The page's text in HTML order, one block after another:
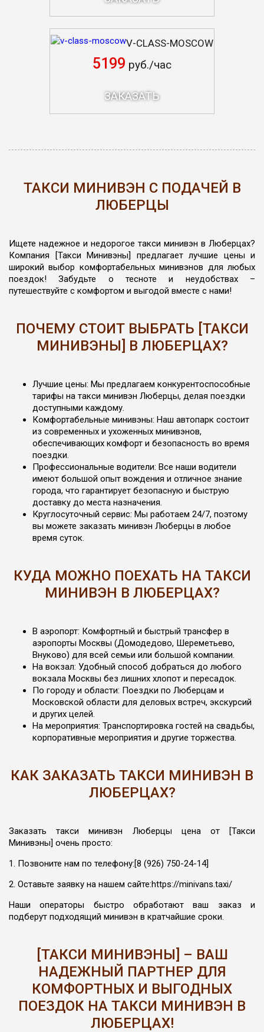
V-CLASS-MOSCOW
5199 руб./час
ЗАКАЗАТЬ
ТАКСИ МИНИВЭН С ПОДАЧЕЙ В
ЛЮБЕРЦЫ
Ищете надежное и недорогое такси минивэн в Люберцах?
Компания [Такси Минивэны] предлагает лучшие цены и
широкий выбор комфортабельных минивэнов для любых
поездок! Забудьте о тесноте и неудобствах –
путешествуйте с комфортом и выгодой вместе с нами!
ПОЧЕМУ СТОИТ ВЫБРАТЬ [ТАКСИ
МИНИВЭНЫ] В ЛЮБЕРЦАХ?
Лучшие цены: Мы предлагаем конкурентоспособные
тарифы на такси минивэн Люберцы, делая поездки
доступными каждому.
Комфортабельные минивэны: Наш автопарк состоит
из современных и ухоженных минивэнов,
обеспечивающих комфорт и безопасность во время
поездки.
Профессиональные водители: Все наши водители
имеют большой опыт вождения и отличное знание
города, что гарантирует безопасную и быструю
доставку до места назначения.
Круглосуточный сервис: Мы работаем 24/7, поэтому
вы можете заказать минивэн Люберцы в любое
время суток.
КУДА МОЖНО ПОЕХАТЬ НА ТАКСИ
МИНИВЭН В ЛЮБЕРЦАХ?
В аэропорт: Комфортный и быстрый трансфер в
аэропорты Москвы (Домодедово, Шереметьево,
Внуково) для всей семьи или большой компании.
На вокзал: Удобный способ добраться до любого
вокзала Москвы без лишних хлопот и пересадок.
По городу и области: Поездки по Люберцам и
Московской области для деловых встреч, экскурсий
и других целей.
На мероприятия: Транспортировка гостей на свадьбы,
корпоративные мероприятия и другие торжества.
КАК ЗАКАЗАТЬ ТАКСИ МИНИВЭН В
ЛЮБЕРЦАХ?
Заказать такси минивэн Люберцы цена от [Такси
Минивэны] очень просто:
1. Позвоните нам по телефону:[8 (926) 750-24-14]
2. Оставьте заявку на нашем сайте:https://minivans.taxi/
Наши операторы быстро обработают ваш заказ и
подберут подходящий минивэн в кратчайшие сроки.
[ТАКСИ МИНИВЭНЫ] – ВАШ
НАДЕЖНЫЙ ПАРТНЕР ДЛЯ
КОМФОРТНЫХ И ВЫГОДНЫХ
ПОЕЗДОК НА ТАКСИ МИНИВЭН В
ЛЮБЕРЦАХ!